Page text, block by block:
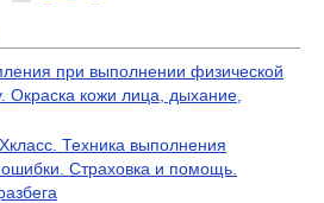
при выполнении физической
Окраска кожи лица, дыхание,
Техника выполнения
Страховка и помощь.